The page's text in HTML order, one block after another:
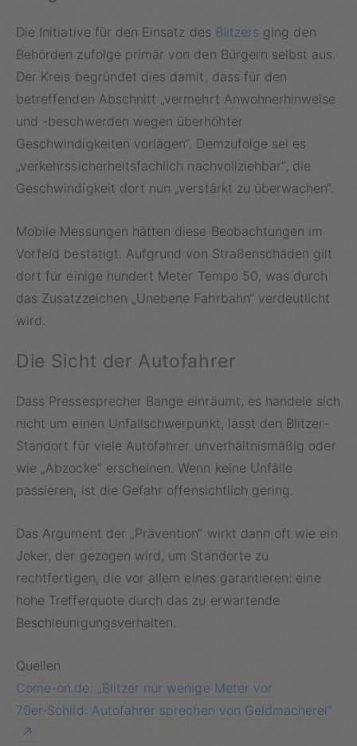
Die Initiative für den Einsatz des Blitzers ging den
Behörden zufolge primär von den Bürgern selbst aus.
Der Kreis begründet dies damit, dass für den
betreffenden Abschnitt „vermehrt Anwohnerhinweise
und -beschwerden wegen überhöhter
Geschwindigkeiten vorlägen“. Demzufolge sei es
„verkehrssicherheitsfachlich nachvollziehbar“, die
Geschwindigkeit dort nun „verstärkt zu überwachen“.
Mobile Messungen hätten diese Beobachtungen im
Vorfeld bestätigt. Aufgrund von Straßenschäden gilt
dort für einige hundert Meter Tempo 50, was durch
das Zusatzzeichen „Unebene Fahrbahn“ verdeutlicht
wird.
Die Sicht der Autofahrer
Dass Pressesprecher Bange einräumt, es handele sich
nicht um einen Unfallschwerpunkt, lässt den Blitzer-
Standort für viele Autofahrer unverhältnismäßig oder
wie „Abzocke“ erscheinen. Wenn keine Unfälle
passieren, ist die Gefahr offensichtlich gering.
Das Argument der „Prävention“ wirkt dann oft wie ein
Joker, der gezogen wird, um Standorte zu
rechtfertigen, die vor allem eines garantieren: eine
hohe Trefferquote durch das zu erwartende
Beschleunigungsverhalten.
Quellen
Come-on.de: „Blitzer nur wenige Meter vor
70er‑Schild: Autofahrer sprechen von Geldmacherei“